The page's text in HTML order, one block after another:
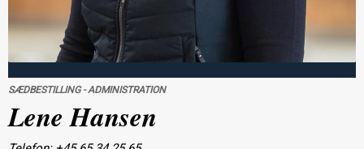
SÆDBESTILLING - ADMINISTRATION
Lene Hansen